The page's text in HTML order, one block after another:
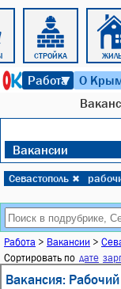
СТРОЙКА
Работа
▼ О
Вакансии
Севастополь ✖
Работа > Вакансии >
Сортировать по дате
Вакансия: